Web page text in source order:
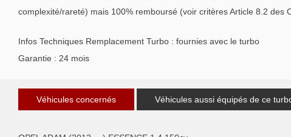
complexité/rareté) mais 100% remboursé (voir critères Article 8.2 des
Infos Techniques Remplacement Turbo : fournies avec le turbo
Garantie : 24 mois
Véhicules concernés Véhicules aussi équipés de ce